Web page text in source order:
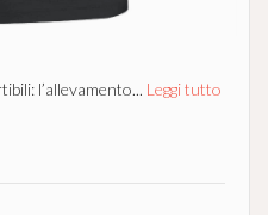
l’allevamento... Leggi tutto